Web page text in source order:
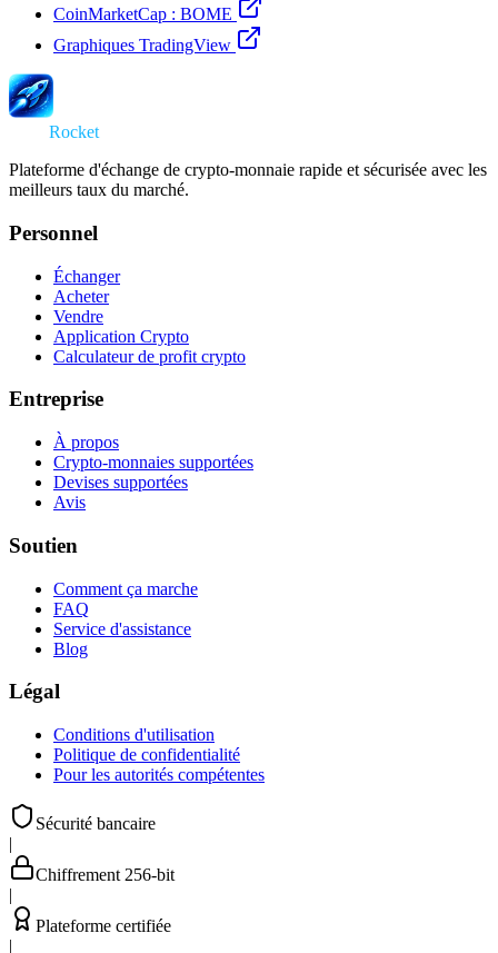
CoinMarketCap : BOME
Graphiques TradingView
Rocket
Plateforme d'échange de crypto-monnaie rapide et sécurisée avec les
meilleurs taux du marché.
Personnel
Échanger
Acheter
Vendre
Application Crypto
Calculateur de profit crypto
Entreprise
À propos
Crypto-monnaies supportées
Devises supportées
Avis
Soutien
Comment ça marche
FAQ
Service d'assistance
Blog
Légal
Conditions d'utilisation
Politique de confidentialité
Pour les autorités compétentes
Sécurité bancaire
|
Chiffrement 256-bit
|
Plateforme certifiée
|